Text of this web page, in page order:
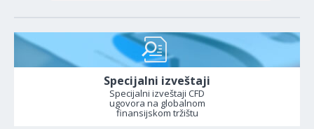
Specijalni izveštaji
Specijalni izveštaji CFD
ugovora na globalnom
finansijskom tržištu